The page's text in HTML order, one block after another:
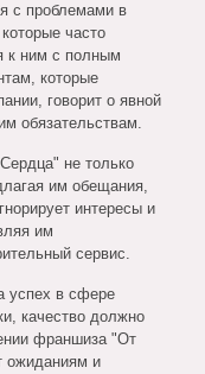
с проблемами в
часто
к ним с полным
которые
говорит о явной
обязательствам.
не только
им обещания,
интересы и
им
сервис.
успех в сфере
качество должно
франшиза "От
ожиданиям и